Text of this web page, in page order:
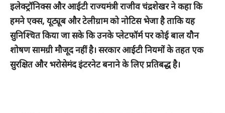
इलेक्ट्रॉनिक्स और आईटी राज्यमंत्री राजीव चंद्रशेखर ने कहा कि
हमने एक्स, यूट्यूब और टेलीग्राम को नोटिस भेजा है ताकि यह
सुनिश्चित किया जा सके कि उनके प्लेटफॉर्म पर कोई बाल यौन
शोषण सामग्री मौजूद नहीं है। सरकार आईटी नियमों के तहत एक
सुरक्षित और भरोसेमंद इंटरनेट बनाने के लिए प्रतिबद्ध है।